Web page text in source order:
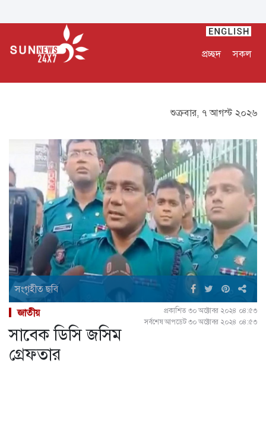
প্রচ্ছদ সকল
শুক্রবার, ৭ আগস্ট ২০২৬
সংগৃহীত ছবি
জাতীয়
প্রকাশিত ৩০ অক্টোবর ২০২৪ ০৪:৫৩
সর্বশেষ আপডেট ৩০ অক্টোবর ২০২৪ ০৪:৫৩
সাবেক ডিসি জসিম
গ্রেফতার